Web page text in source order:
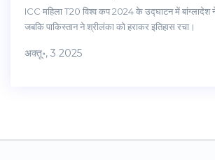
ICC महिला T20 विश्व कप 2024 के उद्घाटन में बांग्लादेश
जबकि पाकिस्तान ने श्रीलंका को हराकर इतिहास रचा।
अक्तू॰, 3 2025